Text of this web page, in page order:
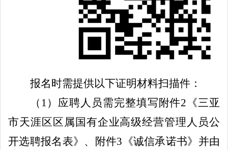
报名时需提供以下证明材料扫描件：
（ 1 ）应聘人员需完整填写附件2 《三亚
市天涯区区属 国有企业高级经营管理人员公
开选聘报名表》 、 附件3 《诚信承诺书》并由